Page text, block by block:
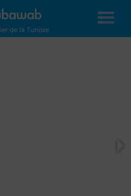
de la Tunisie